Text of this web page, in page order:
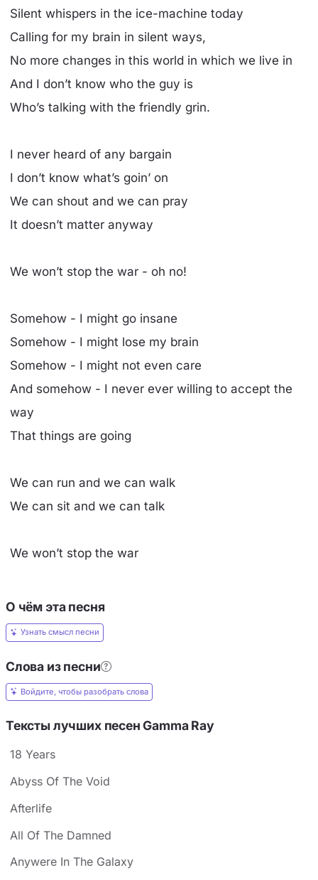
Silent whispers in the ice-machine today
Calling for my brain in silent ways,
No more changes in this world in which we live in
And I don’t know who the guy is
Who’s talking with the friendly grin.
I never heard of any bargain
I don’t know what’s goin’ on
We can shout and we can pray
It doesn’t matter anyway
We won’t stop the war - oh no!
Somehow - I might go insane
Somehow - I might lose my brain
Somehow - I might not even care
And somehow - I never ever willing to accept the
way
That things are going
We can run and we can walk
We can sit and we can talk
We won’t stop the war
О чём эта песня
Узнать смысл песни
Слова из песни
Войдите, чтобы разобрать слова
Тексты лучших песен Gamma Ray
18 Years
Abyss Of The Void
Afterlife
All Of The Damned
Anywere In The Galaxy